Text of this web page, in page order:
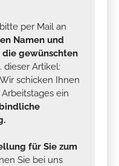
per Mail an
Namen und
die gewünschten
dieser Artikel:
schicken Ihnen
ein
für Sie zum
Sie bei uns